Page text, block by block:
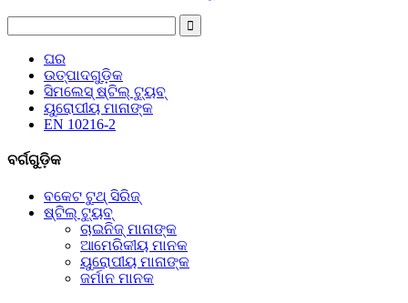
ଘର
ଉତ୍ପାଦଗୁଡ଼ିକ
ସିମଲେସ୍ ଷ୍ଟିଲ୍ ଟ୍ୟୁବ୍
ୟୁରୋପୀୟ ମାନାଙ୍କ
EN 10216-2
ବର୍ଗଗୁଡ଼ିକ
ବକେଟ ଟୁଥ୍ ସିରିଜ୍
ଷ୍ଟିଲ୍ ଟ୍ୟୁବ୍
ଚାଇନିଜ୍ ମାନାଙ୍କ
ଆମେରିକୀୟ ମାନକ
ୟୁରୋପୀୟ ମାନାଙ୍କ
ଜର୍ମାନ ମାନକ